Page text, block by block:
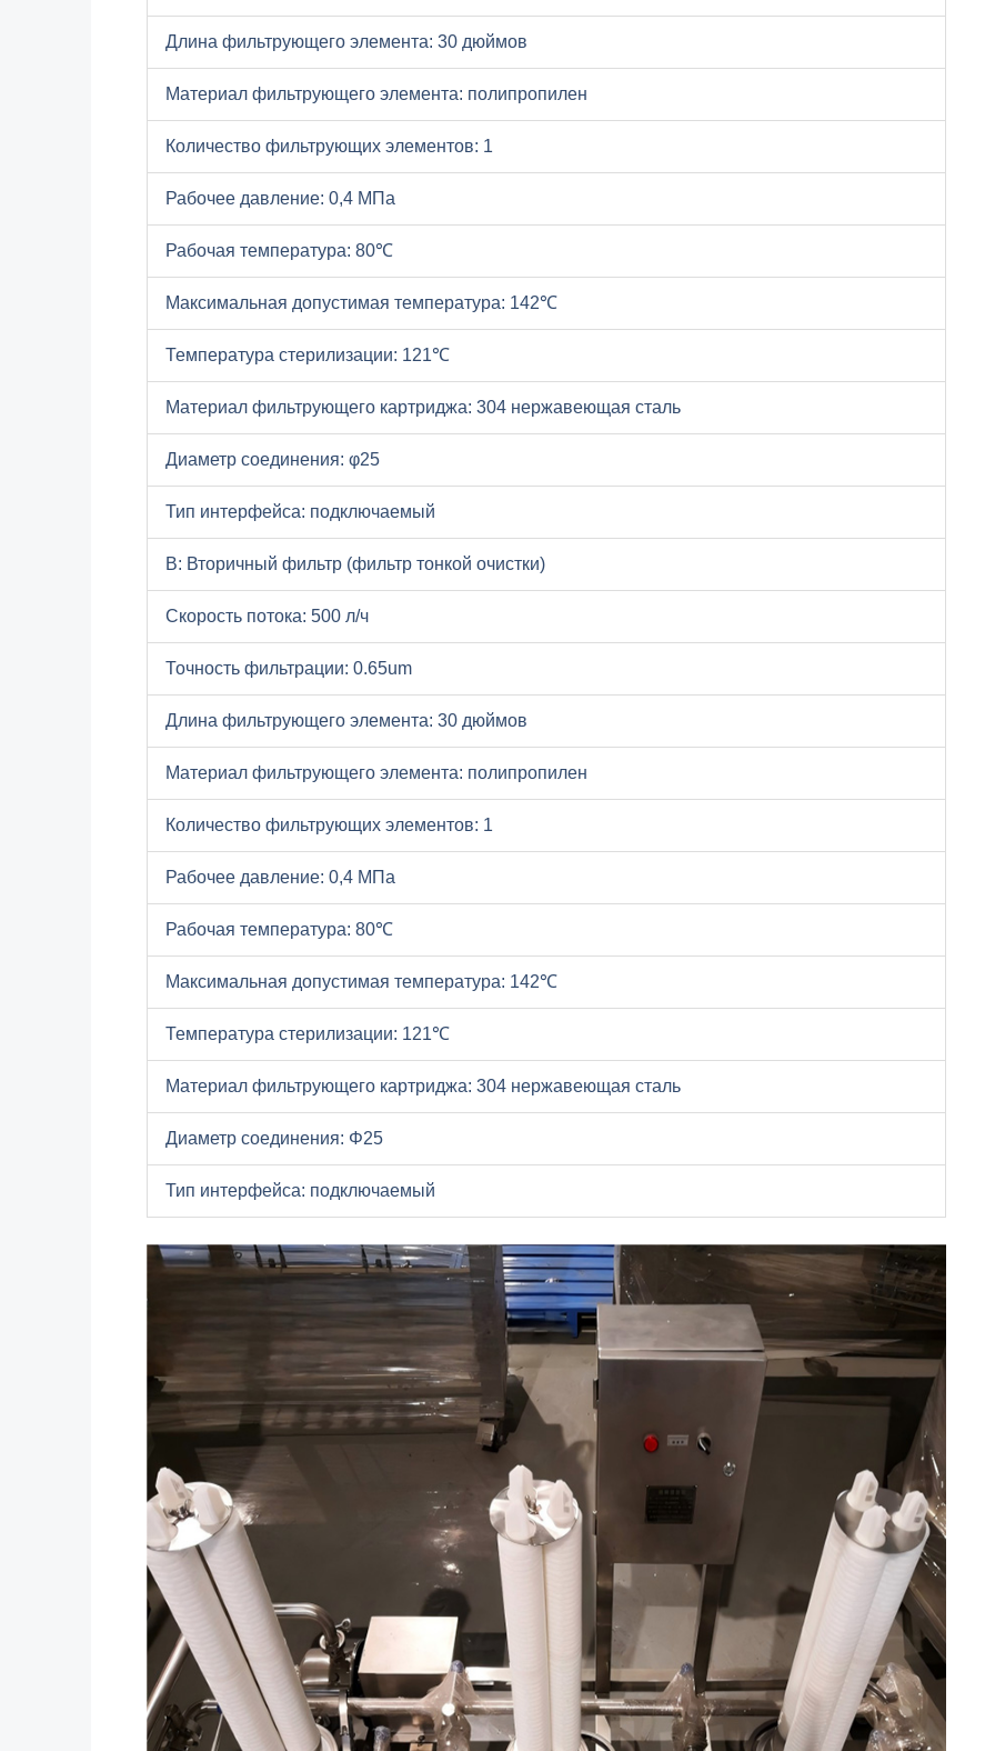
Длина фильтрующего элемента: 30 дюймов
Материал фильтрующего элемента: полипропилен
Количество фильтрующих элементов: 1
Рабочее давление: 0,4 МПа
Рабочая температура: 80℃
Максимальная допустимая температура: 142℃
Температура стерилизации: 121℃
Материал фильтрующего картриджа: 304 нержавеющая сталь
Диаметр соединения: φ25
Тип интерфейса: подключаемый
B: Вторичный фильтр (фильтр тонкой очистки)
Скорость потока: 500 л/ч
Точность фильтрации: 0.65um
Длина фильтрующего элемента: 30 дюймов
Материал фильтрующего элемента: полипропилен
Количество фильтрующих элементов: 1
Рабочее давление: 0,4 МПа
Рабочая температура: 80℃
Максимальная допустимая температура: 142℃
Температура стерилизации: 121℃
Материал фильтрующего картриджа: 304 нержавеющая сталь
Диаметр соединения: Φ25
Тип интерфейса: подключаемый